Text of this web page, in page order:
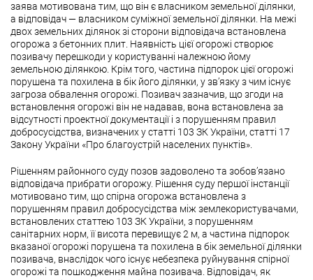
заява мотивована тим, що він є власником земельної ділянки,
а відповідач — власником суміжної земельної ділянки. На межі
двох земельних ділянок зі сторони відповідача встановлена
огорожа з бетонних плит. Наявність цієї огорожі створює
позивачу перешкоди у користуванні належною йому
земельною ділянкою. Крім того, частина підпорок цієї огорожі
порушена та похилена в бік його ділянки, у зв’язку з чим існує
загроза обвалення огорожі. Позивач зазначив, що згоди на
встановлення огорожі він не надавав, вона встановлена за
відсутності проектної документації і з порушенням правил
добросусідства, визначених у статті 103 ЗК України, статті 17
Закону України «Про благоустрій населених пунктів».
Рішенням районного суду позов задоволено та зобов’язано
відповідача прибрати огорожу. Рішення суду першої інстанції
мотивовано тим, що спірна огорожа встановлена з
порушенням правил добросусідства між землекористувачами,
встановлених статтею 103 ЗК України, з порушенням
санітарних норм, її висота перевищує 2 м, а частина підпорок
вказаної огорожі порушена та похилена в бік земельної ділянки
позивача, внаслідок чого існує небезпека руйнування спірної
огорожі та пошкодження майна позивача. Відповідач, як